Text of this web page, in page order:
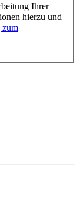
Ihrer
hierzu und
zum